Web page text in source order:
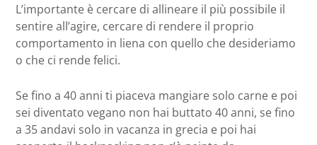
L’importante è cercare di allineare il più possibile il
sentire all’agire, cercare di rendere il proprio
comportamento in liena con quello che desideriamo
o che ci rende felici.
Se fino a 40 anni ti piaceva mangiare solo carne e poi
sei diventato vegano non hai buttato 40 anni, se fino
a 35 andavi solo in vacanza in grecia e poi hai